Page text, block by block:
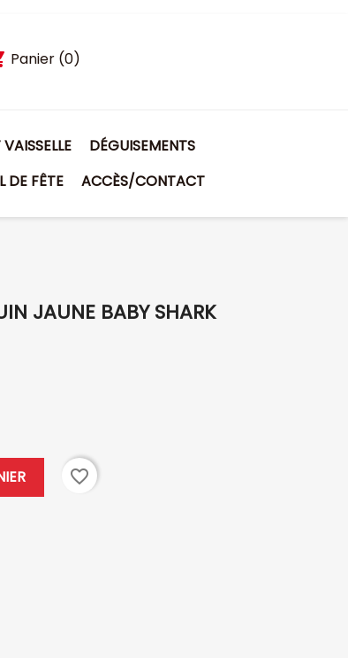
Panier (0)
DÉGUISEMENTS
DE FÊTE ACCÈS/CONTACT
JAUNE BABY SHARK
favorite_border